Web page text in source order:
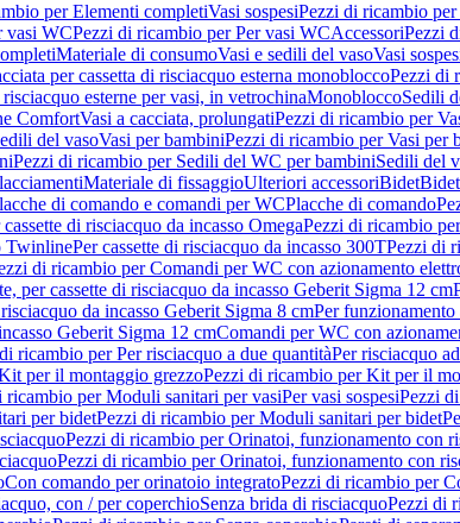
per Elementi completiVasi sospesiPezzi di ricambio per
vasi WCPezzi di ricambio per Per vasi WCAccessoriPezzi
Materiale di consumoVasi e sedili del vasoVasi
per cassetta di risciacquo esterna monobloccoPezzi di
risciacquo esterne per vasi, in vetrochinaMonobloccoSedili
ComfortVasi a cacciata, prolungatiPezzi di ricambio per
del vasoVasi per bambiniPezzi di ricambio per Vasi per
Pezzi di ricambio per Sedili del WC per bambiniSedili del
Materiale di fissaggioUlteriori accessoriBidet
di comando e comandi per WCPlacche di comando
cassette di risciacquo da incasso OmegaPezzi di ricambio
TwinlinePer cassette di risciacquo da incasso 300TPezzi di
di ricambio per Comandi per WC con azionamento
per cassette di risciacquo da incasso Geberit Sigma 12 cm
da incasso Geberit Sigma 8 cmPer funzionamento
Geberit Sigma 12 cmComandi per WC con
ricambio per Per risciacquo a due quantitàPer risciacquo
per il montaggio grezzoPezzi di ricambio per Kit per il
ricambio per Moduli sanitari per vasiPer vasi sospesiPezzi
per bidetPezzi di ricambio per Moduli sanitari per bidet
Pezzi di ricambio per Orinatoi, funzionamento con
Pezzi di ricambio per Orinatoi, funzionamento con
Con comando per orinatoio integratoPezzi di ricambio per
con / per coperchioSenza brida di risciacquoPezzi di